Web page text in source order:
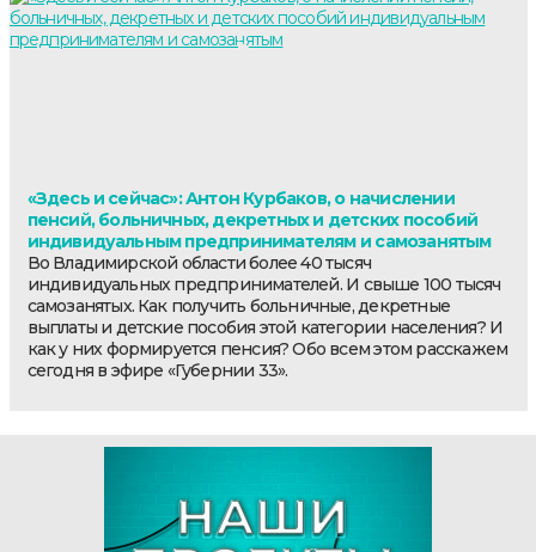
«Здесь и сейчас»: Антон Курбаков, о начислении
пенсий, больничных, декретных и детских пособий
индивидуальным предпринимателям и самозанятым
Во Владимирской области более 40 тысяч
индивидуальных предпринимателей. И свыше 100 тысяч
самозанятых. Как получить больничные, декретные
выплаты и детские пособия этой категории населения? И
как у них формируется пенсия? Обо всем этом расскажем
сегодня в эфире «Губернии 33».